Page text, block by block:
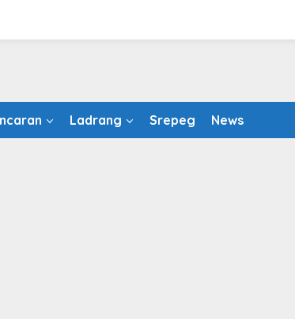
Ladrang Srepeg News